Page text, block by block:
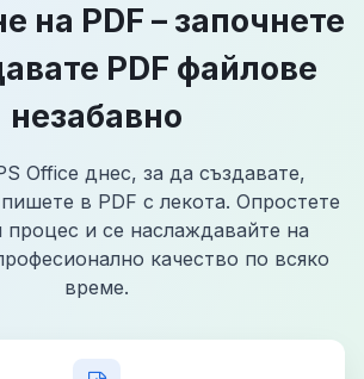
на PDF – започнете
PDF файлове
незабавно
Office днес, за да създавате,
в PDF с лекота. Опростете
процес и се наслаждавайте на
качество по всяко
време.